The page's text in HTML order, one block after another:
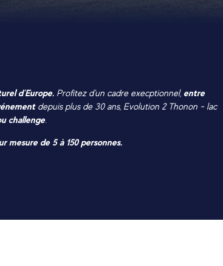
d'Europe. Profitez d'un cadre execptionnel, entre
depuis plus de 30 ans, Evolution 2 Thonon - lac
challenge.
mesure de 5 à 150 personnes.